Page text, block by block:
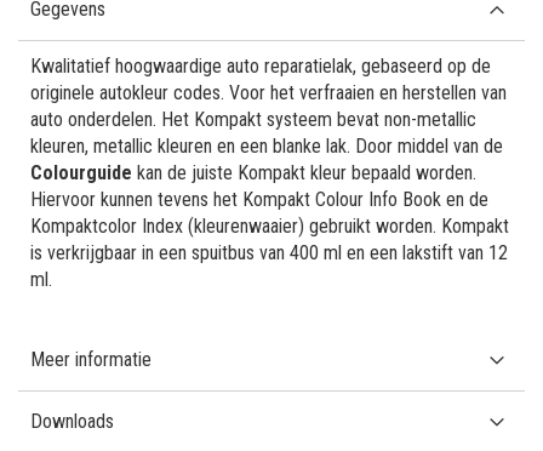
Gegevens
Kwalitatief hoogwaardige auto reparatielak, gebaseerd op de
originele autokleur codes. Voor het verfraaien en herstellen van
auto onderdelen. Het Kompakt systeem bevat non-metallic
kleuren, metallic kleuren en een blanke lak. Door middel van de
Colourguide kan de juiste Kompakt kleur bepaald worden.
Hiervoor kunnen tevens het Kompakt Colour Info Book en de
Kompaktcolor Index (kleurenwaaier) gebruikt worden. Kompakt
is verkrijgbaar in een spuitbus van 400 ml en een lakstift van 12
ml.
Meer informatie
Downloads